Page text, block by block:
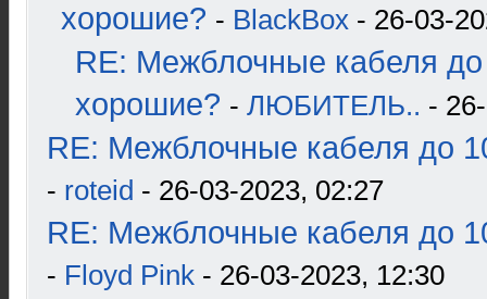
хорошие? - BlackBox - 26-03-
RE: Межблочные кабеля до
хорошие? - ЛЮБИТЕЛЬ.. -
RE: Межблочные кабеля до
- roteid - 26-03-2023, 02:27
RE: Межблочные кабеля до
- Floyd Pink - 26-03-2023, 12:30